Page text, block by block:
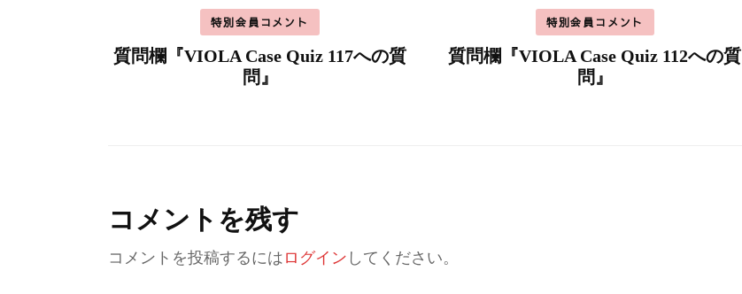
特別会員コメント
質問欄『VIOLA Case Quiz 117への質
問』
特別会員コメント
質問欄『VIOLA Case Quiz 112への質
問』
コメントを残す
コメントを投稿するには ログイン してください。